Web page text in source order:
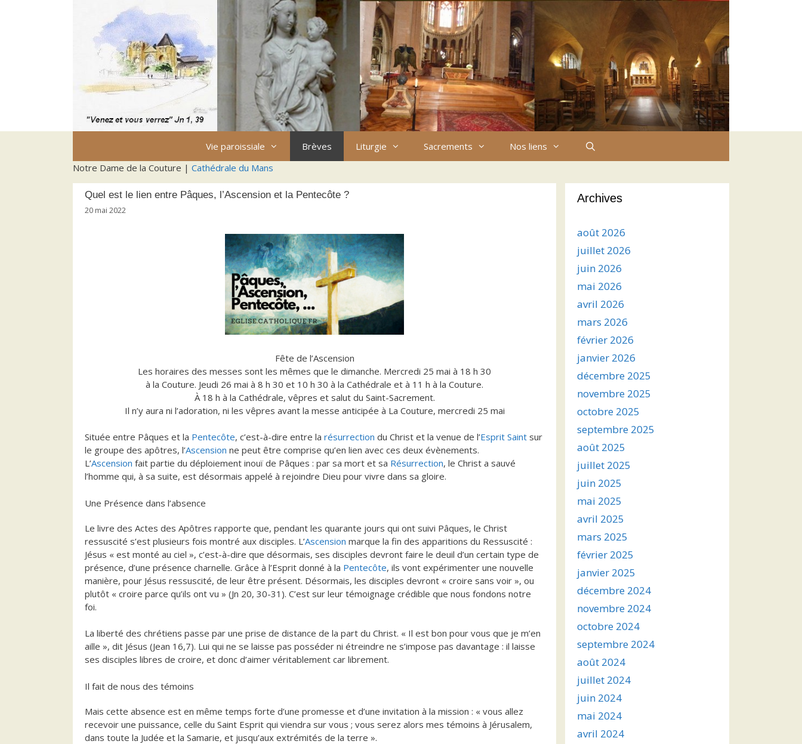
Vie paroissiale Brèves Liturgie Sacrements
Nos liens
Notre Dame de la Couture | Cathédrale du Mans
Quel est le lien entre Pâques, l’Ascension et la Pentecôte ?
20 mai 2022
Fête de l’Ascension
Les horaires des messes sont les mêmes que le dimanche. Mercredi 25 mai à 18 h 30
à la Couture. Jeudi 26 mai à 8 h 30 et 10 h 30 à la Cathédrale et à 11 h à la Couture.
À 18 h à la Cathédrale, vêpres et salut du Saint-Sacrement.
Il n’y aura ni l’adoration, ni les vêpres avant la messe anticipée à La Couture, mercredi 25 mai
Située entre Pâques et la Pentecôte, c’est-à-dire entre la résurrection du Christ et la venue de l’Esprit Saint sur
le groupe des apôtres, l’Ascension ne peut être comprise qu’en lien avec ces deux évènements.
L’Ascension fait partie du déploiement inouï de Pâques : par sa mort et sa Résurrection, le Christ a sauvé
l’homme qui, à sa suite, est désormais appelé à rejoindre Dieu pour vivre dans sa gloire.
Une Présence dans l’absence
Le livre des Actes des Apôtres rapporte que, pendant les quarante jours qui ont suivi Pâques, le Christ
ressuscité s’est plusieurs fois montré aux disciples. L’Ascension marque la fin des apparitions du Ressuscité :
Jésus « est monté au ciel », c’est-à-dire que désormais, ses disciples devront faire le deuil d’un certain type de
présence, d’une présence charnelle. Grâce à l’Esprit donné à la Pentecôte, ils vont expérimenter une nouvelle
manière, pour Jésus ressuscité, de leur être présent. Désormais, les disciples devront « croire sans voir », ou
plutôt « croire parce qu’ils ont vu » (Jn 20, 30-31). C’est sur leur témoignage crédible que nous fondons notre
foi.
La liberté des chrétiens passe par une prise de distance de la part du Christ. « Il est bon pour vous que je m’en
aille », dit Jésus (Jean 16,7). Lui qui ne se laisse pas posséder ni étreindre ne s’impose pas davantage : il laisse
ses disciples libres de croire, et donc d’aimer véritablement car librement.
Il fait de nous des témoins
Mais cette absence est en même temps forte d’une promesse et d’une invitation à la mission : « vous allez
recevoir une puissance, celle du Saint Esprit qui viendra sur vous ; vous serez alors mes témoins à Jérusalem,
dans toute la Judée et la Samarie, et jusqu’aux extrémités de la terre ».
Archives
août 2026
juillet 2026
juin 2026
mai 2026
avril 2026
mars 2026
février 2026
janvier 2026
décembre 2025
novembre 2025
octobre 2025
septembre 2025
août 2025
juillet 2025
juin 2025
mai 2025
avril 2025
mars 2025
février 2025
janvier 2025
décembre 2024
novembre 2024
octobre 2024
septembre 2024
août 2024
juillet 2024
juin 2024
mai 2024
avril 2024